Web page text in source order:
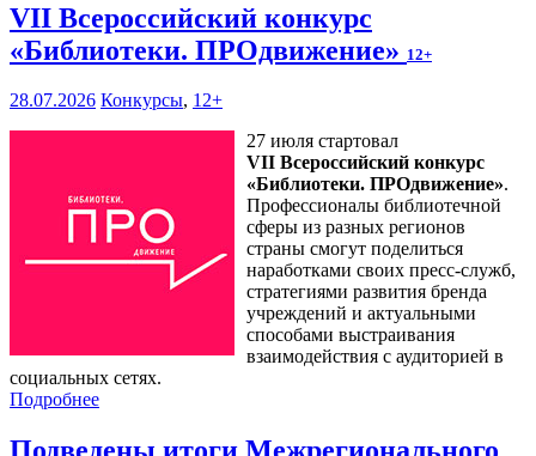
VII Всероссийский конкурс
«Библиотеки. ПРОдвижение» 12+
28.07.2026 Конкурсы, 12+
27 июля стартовал
VII Всероссийский конкурс
«Библиотеки. ПРОдвижение».
Профессионалы библиотечной
сферы из разных регионов
страны смогут поделиться
наработками своих пресс-служб,
стратегиями развития бренда
учреждений и актуальными
способами выстраивания
взаимодействия с аудиторией в
социальных сетях.
Подробнее